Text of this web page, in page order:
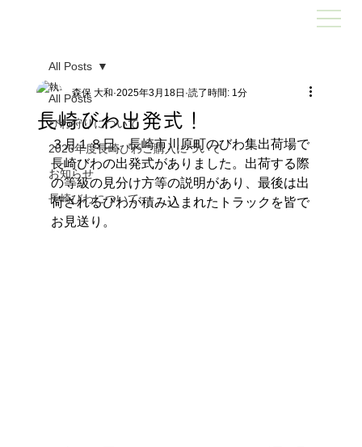
All Posts
びわ狩りについて
2026年度長崎びわご購入について
お知らせ
長崎びわについて
All Posts
長崎びわ出発式！
森保 大和 2025年3月18日 読了時間: 1分
３月１８日、長崎市川原町のびわ集出荷場で
長崎びわの出発式がありました。出荷する際
の等級の見分け方等の説明があり、最後は出
荷されるびわが積み込まれたトラックを皆で
お見送り。